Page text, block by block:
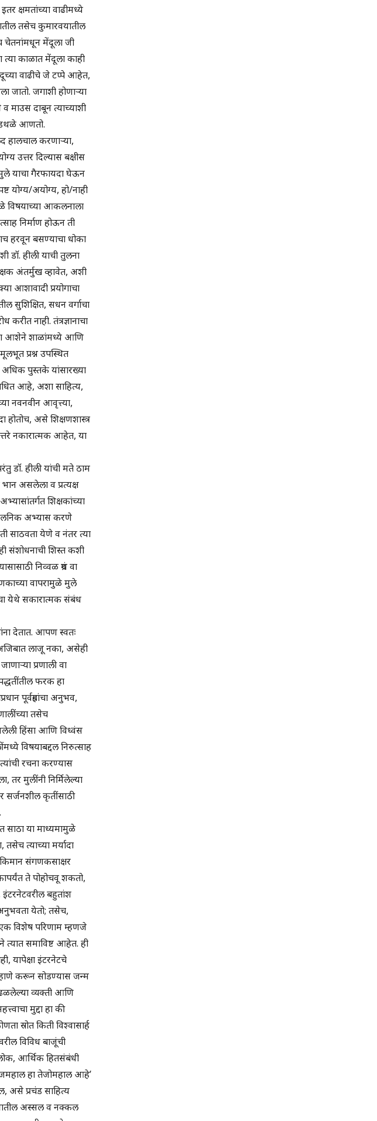
क्षमतांच्या वाढीमध्ये
तसेच कुमारवयातील
चेतनांमधून मेंदूला जी
त्या काळात मेंदूला काही
वाढीचे जे टप्पे आहेत,
जातो. जगाशी होणाऱ्या
माउस दाबून त्याच्याशी
आणतो.
हालचाल करणाऱ्या,
उत्तर दिल्यास बक्षीस
याचा गैरफायदा घेऊन
योग्य/अयोग्य, हो/नाही
विषयाच्या आकलनाला
निर्माण होऊन ती
हरवून बसण्याचा धोका
डॉ. हीली याची तुलना
अंतर्मुख व्हावेत, अशी
आशावादी प्रयोगाचा
सुशिक्षित, सधन वर्गाचा
नाही. तंत्रज्ञानाचा
आशेने शाळांमध्ये आणि
प्रश्न उपस्थित
अधिक पुस्तके यांसारख्या
आहे, अशा साहित्य,
नवनवीन आवृत्त्या,
होतोच, असे शिक्षणशास्त्र
नकारात्मक आहेत, या
डॉ. हीली यांची मते ठाम
असलेला व प्रत्यक्ष
शिक्षकांच्या
तौलनिक अभ्यास करणे
साठवता येणे व नंतर त्या
संशोधनाची शिस्त कशी
निव्वळ ग्रंथ वा
वापरामुळे मुले
येथे सकारात्मक संबंध
देतात. आपण स्वतः
लाजू नका, असेही
प्रणाली वा
फरक हा
पूर्वग्रहांचा अनुभव,
तसेच
हिंसा आणि विध्वंस
विषयाबद्दल निरुत्साह
रचना करण्यास
तर मुलींनी निर्मिलेल्या
सर्जनशील कृतींसाठी
साठा या माध्यमामुळे
त्याच्या मर्यादा
संगणकसाक्षर
ते पोहोचवू शकतो,
बहुतांश
अनुभवता येतो; तसेच,
एक विशेष परिणाम म्हणजे
समाविष्ट आहेत. ही
यापेक्षा इंटरनेटचे
शहाणे करून सोडण्यास जन्म
व्यक्ती आणि
मुद्दा हा की
स्रोत किती विश्वासार्ह
विविध बाजूंची
आर्थिक हितसंबंधी
हा तेजोमहाल आहे’
असे प्रचंड साहित्य
अस्सल व नक्कल